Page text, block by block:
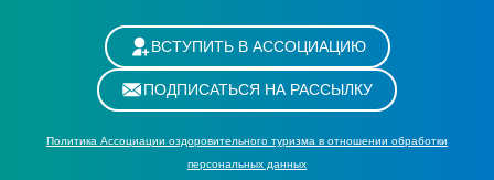
ВСТУПИТЬ В АССОЦИАЦИЮ
ПОДПИСАТЬСЯ НА РАССЫЛКУ
Политика Ассоциации оздоровительного туризма в отношении обработки
персональных данных